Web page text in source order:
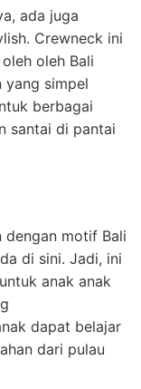
ada juga
Crewneck ini
oleh Bali
yang simpel
berbagai
santai di pantai
dengan motif Bali
di sini. Jadi, ini
anak anak
dapat belajar
dari pulau